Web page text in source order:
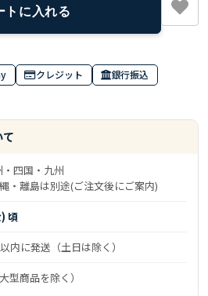
トに入れる
クレジット
銀行振込
・四国・九州
・離島は別途(ご注文後にご案内)
頃
内に発送（土日は除く）
型商品を除く）